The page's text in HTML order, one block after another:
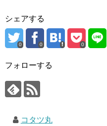
シェアする
0 0 0
フォローする
コタツ丸